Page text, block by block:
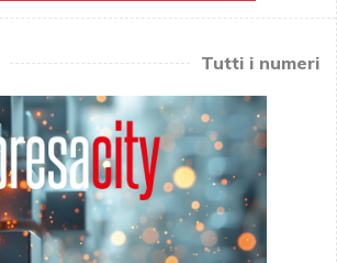
Tutti i numeri